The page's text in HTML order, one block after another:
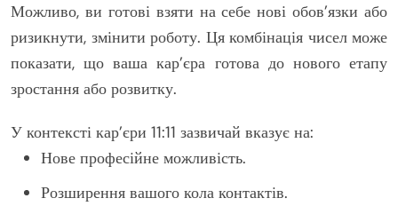
Можливо, ви готові взяти на себе нові обов’язки або
ризикнути, змінити роботу. Ця комбінація чисел може
показати, що ваша кар’єра готова до нового етапу
зростання або розвитку.
У контексті кар’єри 11:11 зазвичай вказує на:
Нове професійне можливість.
Розширення вашого кола контактів.